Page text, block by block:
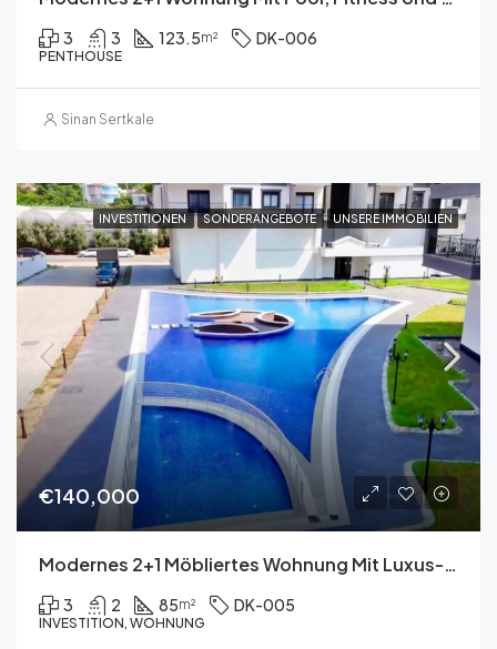
3 3 123.5m² DK-006
PENTHOUSE
Sinan Sertkale
INVESTITIONEN SONDERANGEBOTE UNSERE IMMOBILIEN
€140,000
Modernes 2+1 Möbliertes Wohnung Mit Luxus-Annehmlichkeiten – Nur Schritte Vom Strand Entfernt
3 2 85m² DK-005
INVESTITION, WOHNUNG